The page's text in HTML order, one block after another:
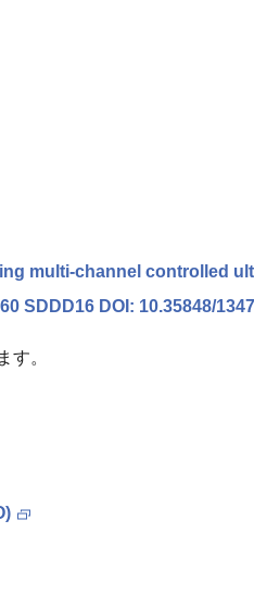
multi-channel controlled
SDDD16 DOI: 10.35848/
す。